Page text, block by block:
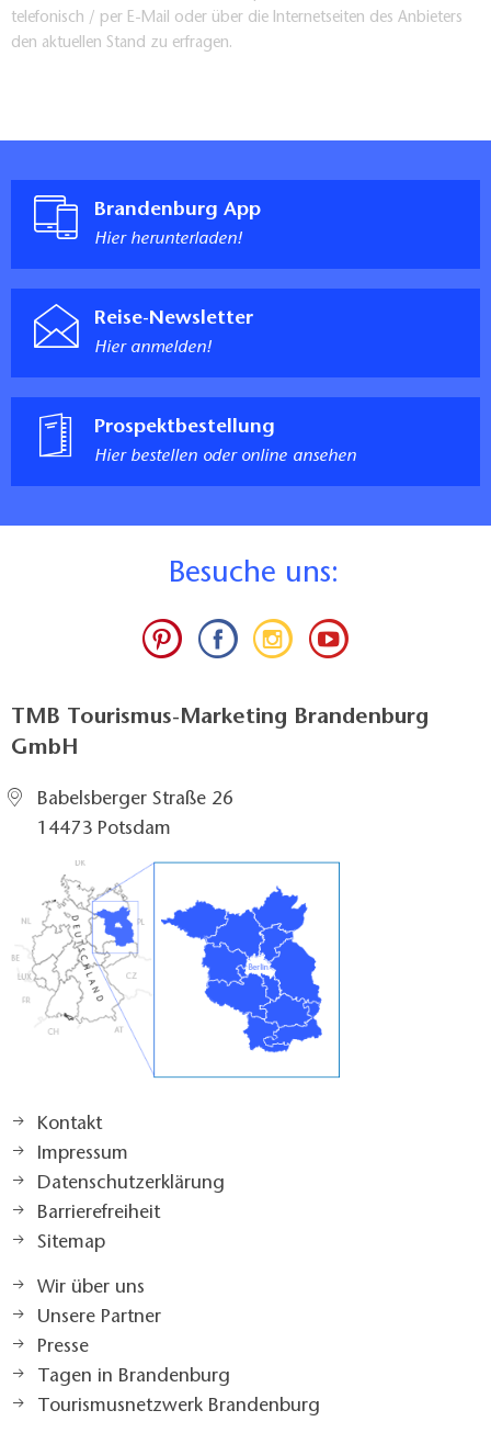
telefonisch / per E-Mail oder über die Internetseiten des Anbieters
den aktuellen Stand zu erfragen.
Brandenburg App
Hier herunterladen!
Reise-Newsletter
Hier anmelden!
Prospektbestellung
Hier bestellen oder online ansehen
Besuche uns:
TMB Tourismus-Marketing Brandenburg
GmbH
Babelsberger Straße 26
14473 Potsdam
Kontakt
Impressum
Datenschutzerklärung
Barrierefreiheit
Sitemap
Wir über uns
Unsere Partner
Presse
Tagen in Brandenburg
Tourismusnetzwerk Brandenburg